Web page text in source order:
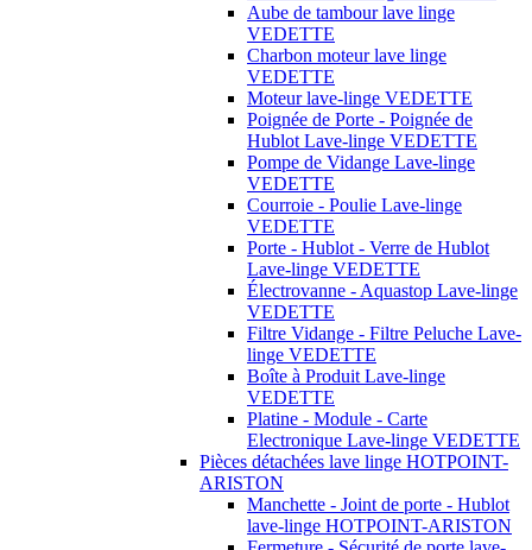
Aube de tambour lave linge
VEDETTE
Charbon moteur lave linge
VEDETTE
Moteur lave-linge VEDETTE
Poignée de Porte - Poignée de
Hublot Lave-linge VEDETTE
Pompe de Vidange Lave-linge
VEDETTE
Courroie - Poulie Lave-linge
VEDETTE
Porte - Hublot - Verre de Hublot
Lave-linge VEDETTE
Électrovanne - Aquastop Lave-linge
VEDETTE
Filtre Vidange - Filtre Peluche Lave-
linge VEDETTE
Boîte à Produit Lave-linge
VEDETTE
Platine - Module - Carte
Electronique Lave-linge VEDETTE
Pièces détachées lave linge HOTPOINT-
ARISTON
Manchette - Joint de porte - Hublot
lave-linge HOTPOINT-ARISTON